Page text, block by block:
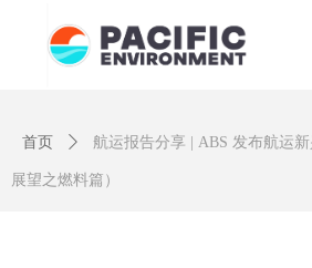
首页 ꄲ 航运报告分享 | ABS 发布航运
展望之燃料篇）